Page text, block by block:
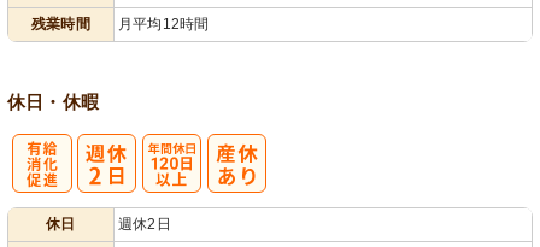
残業時間
月平均12時間
休日・休暇
休日
週休2日